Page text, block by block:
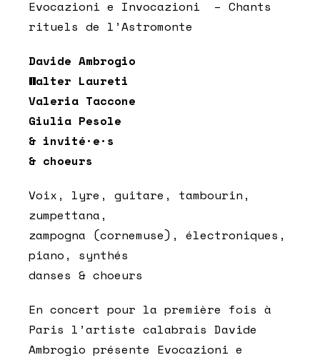
Evocazioni e Invocazioni – Chants
rituels de l’Astromonte
Davide Ambrogio
Walter Laureti
Valeria Taccone
Giulia Pesole
& invité·e·s
& choeurs
Voix, lyre, guitare, tambourin,
zumpettana,
zampogna (cornemuse), électroniques,
piano, synthés
danses & choeurs
En concert pour la première fois à
Paris l’artiste calabrais Davide
Ambrogio présente Evocazioni e